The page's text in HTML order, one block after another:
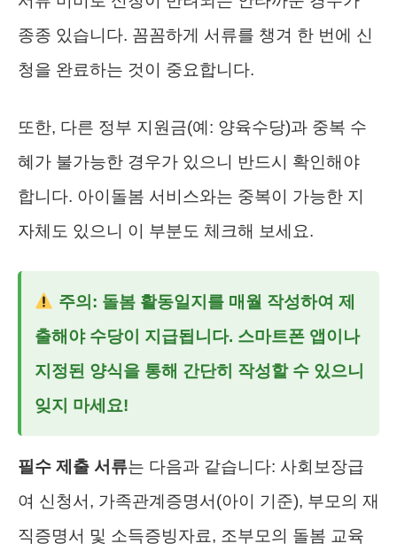
종종 있습니다. 꼼꼼하게 서류를 챙겨 한 번에 신
청을 완료하는 것이 중요합니다.
또한, 다른 정부 지원금(예: 양육수당)과 중복 수
혜가 불가능한 경우가 있으니 반드시 확인해야
합니다. 아이돌봄 서비스와는 중복이 가능한 지
자체도 있으니 이 부분도 체크해 보세요.
주의: 돌봄 활동일지를 매월 작성하여 제
출해야 수당이 지급됩니다. 스마트폰 앱이나
지정된 양식을 통해 간단히 작성할 수 있으니
잊지 마세요!
필수 제출 서류는 다음과 같습니다: 사회보장급
여 신청서, 가족관계증명서(아이 기준), 부모의 재
직증명서 및 소득증빙자료, 조부모의 돌봄 교육